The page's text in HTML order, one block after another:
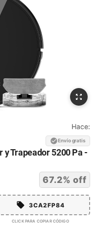
Hace:
Envío gratis
y Trapeador 5200 Pa -
67.2% off
3CA2FP84
CLICK PARA COPIAR CÓDIGO